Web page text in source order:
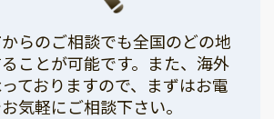
らのご相談でも全国のどの地
ことが可能です。また、海外
ておりますので、まずはお電
気軽にご相談下さい。